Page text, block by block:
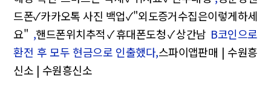
드폰✓카카오톡 사진 백업✓"외도증거수집은이렇게하세
요" ,핸드폰위치추적✓휴대폰도청✓상간남 B코인으로
환전 후 모두 현금으로 인출했다,스파이앱판매 | 수원흥
신소 | 수원흥신소